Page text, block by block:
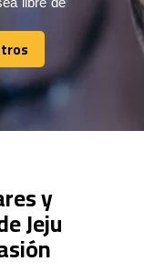
y
Jeju